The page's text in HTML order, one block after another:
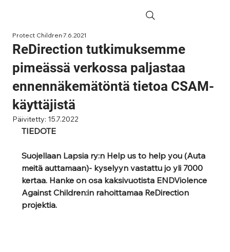
ReDirection tutkimuksemme
pimeässä verkossa paljastaa
ennennäkemätöntä tietoa CSAM-
käyttäjistä
Protect Children7.6.2021
Päivitetty: 15.7.2022
TIEDOTE
Suojellaan Lapsia ry:n Help us to help you (Auta
meitä auttamaan)- kyselyyn vastattu jo yli 7000
kertaa. Hanke on osa kaksivuotista ENDViolence
Against Children:in rahoittamaa ReDirection
projektia.